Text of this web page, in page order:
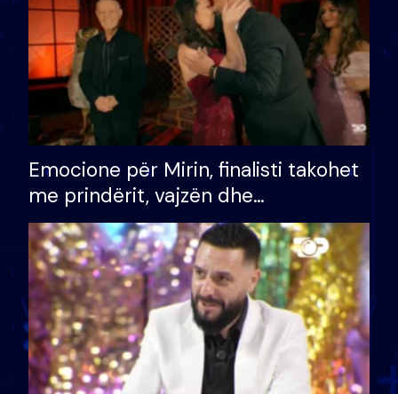
Emocione për Mirin, finalisti takohet
me prindërit, vajzën dhe
bashkëshorten: S’kemi ndonjë letër
divorci apo jo?